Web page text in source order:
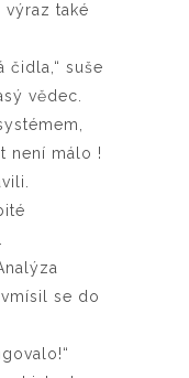
výraz také
čidla,“ suše
vědec.
není málo !
se do